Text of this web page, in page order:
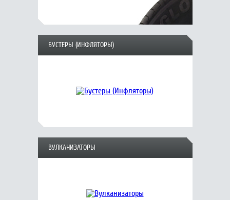
БУСТЕРЫ (ИНФЛЯТОРЫ)
ВУЛКАНИЗАТОРЫ